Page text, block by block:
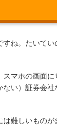
ね。たいてい
マホの画面
い）証券会社
難しいものが